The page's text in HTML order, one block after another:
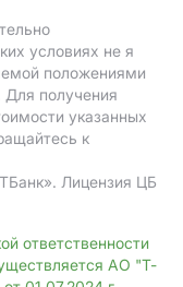
условиях не я
положениями
Для получения
указанных
к
Лицензия ЦБ
ответственности
АО "Т-